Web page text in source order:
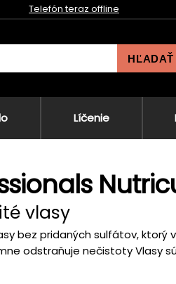
Telefón teraz offline
HĽADAŤ
Líčenie
vlasy
bez pridaných sulfátov,
odstraňuje nečistoty Vlasy sú